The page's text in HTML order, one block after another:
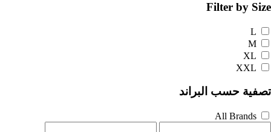
Filter by Size
L
M
XL
XXL
تصفية حسب البراند
All Brands